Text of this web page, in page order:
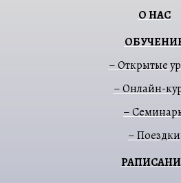
О НАС
– Открытые
– Онлайн-
–
– Поездки